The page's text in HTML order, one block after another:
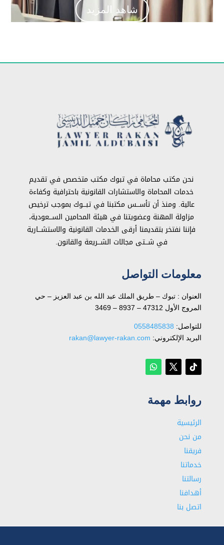
شاهد المزيد
نحن مكتب محاماة في تبوك مكتب متخصص في تقديم
خدمات المحاماة والاستشارات القانونية باحترافية وكفاءة
عالية. ومنذ أن تأســـس مكتبنا في تبـــوك بموجب ترخيص
مزاولة المهنة وعضويتنا في هيئة المحامين الســـعودية،
فإننا نفتخر بتقديمنا أرقى الخدمات القانونية والاستشـــارية
في شـــتى مجالات الشـــريعة والقانون.
معلومات التواصل
العنوان : تبوك – طريق الملك عبد الله بن عبد العزيز – حي
المروج الأول 47312 – 8937 – 3469
للتواصل: ⁦ 0558485838
البريد الإلكتروني: rakan@lawyer-rakan.com
روابط مهمة
الرئيسية
من نحن
فريقنا
خدماتنا
رسالتنا
أهدافنا
اتصل بنا